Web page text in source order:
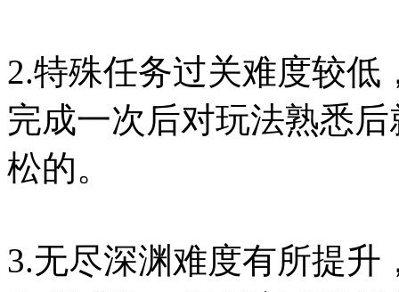
2.特殊任务过关难度较
完成一次后对玩法熟悉
松的。
3.无尽深渊难度有所提